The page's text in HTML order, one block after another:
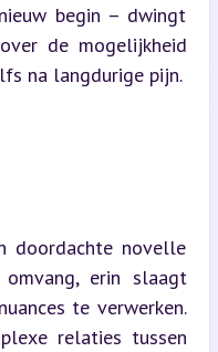
begin – dwingt
de mogelijkheid
na langdurige pijn.
doordachte novelle
erin slaagt
te verwerken.
relaties tussen